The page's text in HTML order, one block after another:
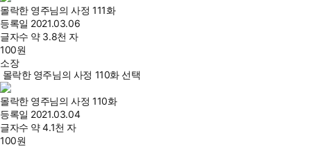
몰락한 영주님의 사정 111화
등록일 2021.03.06
글자수 약 3.8천 자
100원
소장
몰락한 영주님의 사정 110화 선택
몰락한 영주님의 사정 110화
등록일 2021.03.04
글자수 약 4.1천 자
100원